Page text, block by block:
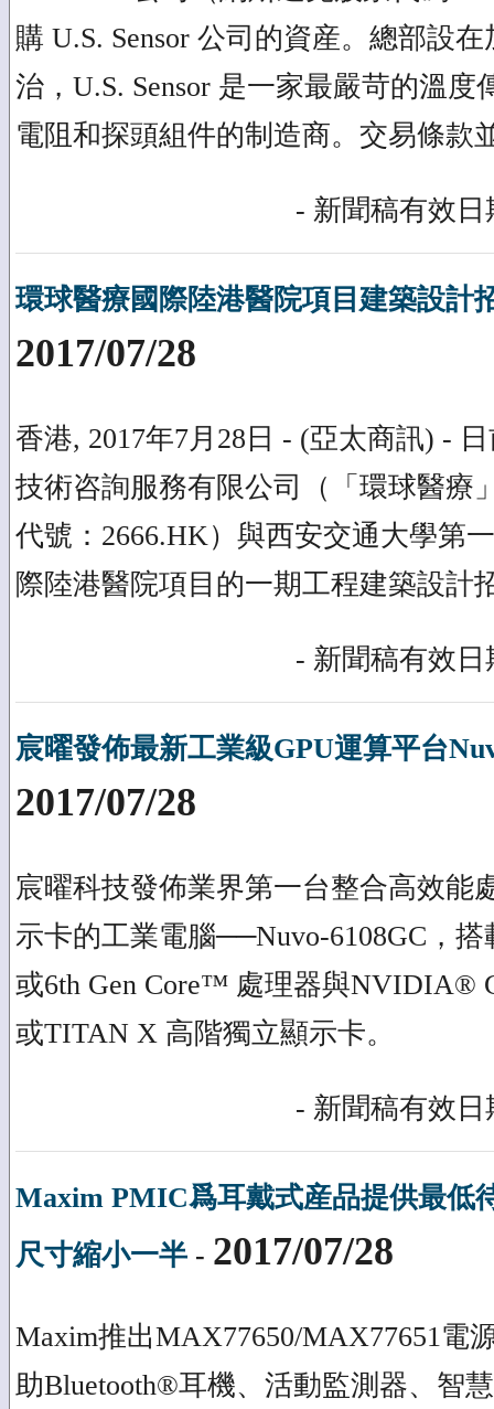
購 U.S. Sensor 公司的資産。總部設
治，U.S. Sensor 是一家最嚴苛的溫度
電阻和探頭組件的制造商。交易條款
- 新聞稿有效日
環球醫療國際陸港醫院項目建築設計
2017/07/28
香港, 2017年7月28日 - (亞太商訊) -
技術咨詢服務有限公司（「環球醫療
代號：2666.HK）與西安交通大學第
際陸港醫院項目的一期工程建築設計
- 新聞稿有效日
宸曜發佈最新工業級GPU運算平台
2017/07/28
宸曜科技發佈業界第一台整合高效能
示卡的工業電腦──Nuvo-6108GC，
或6th Gen Core™ 處理器與NVIDIA®
或TITAN X 高階獨立顯示卡。
- 新聞稿有效日
Maxim PMIC爲耳戴式産品提供最低
尺寸縮小一半 - 2017/07/28
Maxim推出MAX77650/MAX77651電
助Bluetooth®耳機、活動監測器、智